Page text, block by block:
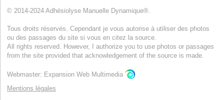
© 2014-2024 Adhésiolyse Manuelle Dynamique®.
Tous droits réservés. Cependant je vous autorise à utiliser des photos
ou des passages du site si vous en citez la source.
All rights reserved. However, I authorize you to use photos or passages
from the site provided that acknowledgement of the source is made.
Webmaster: Expansion Web Multimedia
Mentions légales